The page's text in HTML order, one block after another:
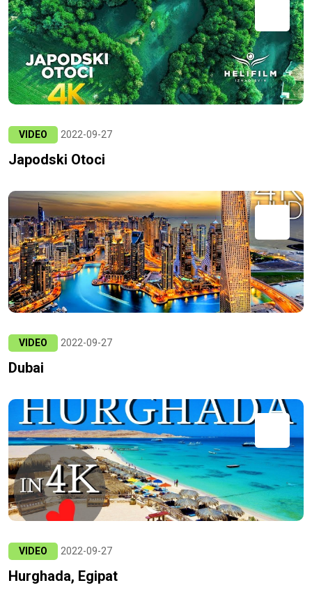
VIDEO 2022-09-27
Japodski Otoci
VIDEO 2022-09-27
Dubai
VIDEO 2022-09-27
Hurghada, Egipat